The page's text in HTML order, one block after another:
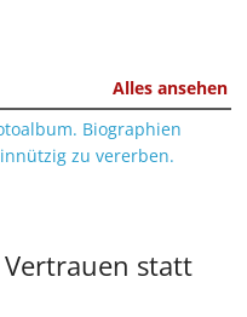
Alles ansehen
statt